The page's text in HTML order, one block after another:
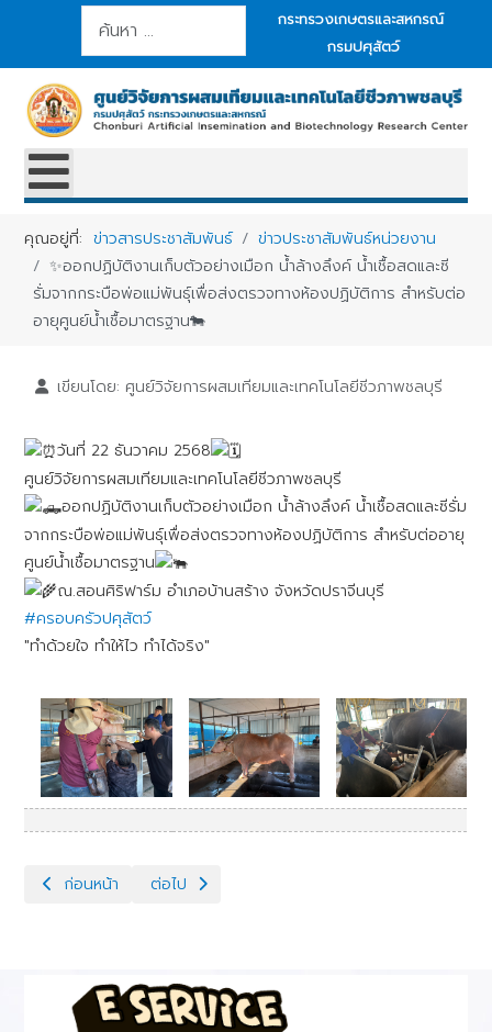
การค้นหา
กระทรวงเกษตรและสหกรณ์
กรมปศุสัตว์
คุณอยู่ที่:ข่าวสารประชาสัมพันธ์
ข่าวประชาสัมพันธ์หน่วยงาน
✨️ออกปฏิบัติงานเก็บตัวอย่างเมือก น้ำล้างลึงค์ น้ำเชื้อสดและซี
รั่มจากกระบือพ่อแม่พันธุ์เพื่อส่งตรวจทางห้องปฏิบัติการ สำหรับต่อ
อายุศูนย์น้ำเชื้อมาตรฐาน🐄
เขียนโดย: ศูนย์วิจัยการผสมเทียมและเทคโนโลยีชีวภาพชลบุรี
วันที่ 22 ธันวาคม 2568
ศูนย์วิจัยการผสมเทียมและเทคโนโลยีชีวภาพชลบุรี
ออกปฏิบัติงานเก็บตัวอย่างเมือก น้ำล้างลึงค์ น้ำเชื้อสดและซีรั่ม
จากกระบือพ่อแม่พันธุ์เพื่อส่งตรวจทางห้องปฏิบัติการ สำหรับต่ออายุ
ศูนย์น้ำเชื้อมาตรฐาน
ณ.สอนศิริฟาร์ม อำเภอบ้านสร้าง จังหวัดปราจีนบุรี
#ครอบครัวปศุสัตว์
"ทำด้วยใจ ทำให้ไว ทำได้จริง"
เนื้อหาก่อนหน้า: ✨️กิจกรรมรองขยายสัตว์พันธุ์ดีด้วยเทคโนโลยีชีวภาพ
ก่อนหน้า เนื้อหาถัดไป: ✨️กิจกรรมรองขยายสัตว์พันธุ์ดีด้วยเทค
ต่อไป